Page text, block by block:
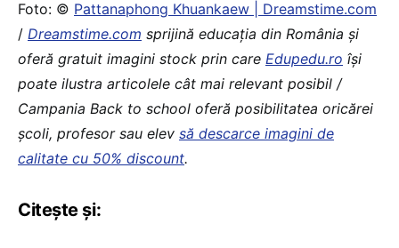
Foto: © Pattanaphong Khuankaew | Dreamstime.com
/ Dreamstime.com sprijină educaţia din România şi
oferă gratuit imagini stock prin care Edupedu.ro îşi
poate ilustra articolele cât mai relevant posibil /
Campania Back to school oferă posibilitatea oricărei
școli, profesor sau elev să descarce imagini de
calitate cu 50% discount.
Citește și: